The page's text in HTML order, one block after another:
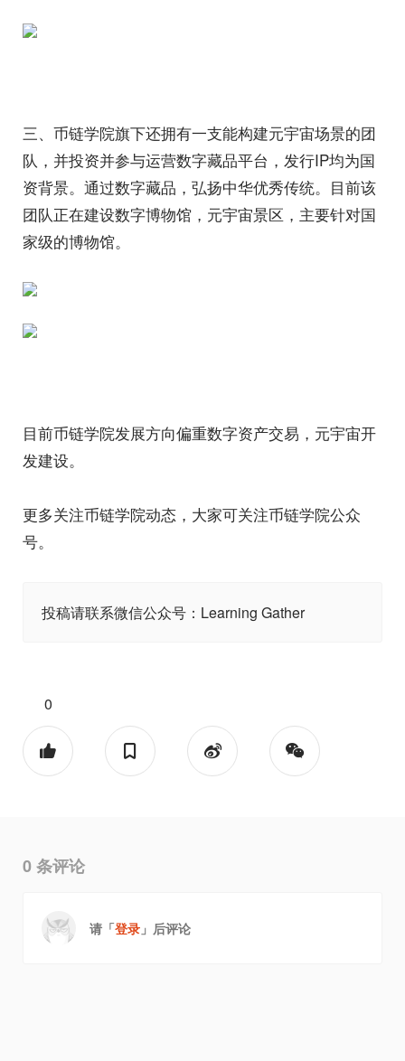
三、币链学院旗下还拥有一支能构建元宇宙场景的团
队，并投资并参与运营数字藏品平台，发行IP均为国
资背景。通过数字藏品，弘扬中华优秀传统。目前该
团队正在建设数字博物馆，元宇宙景区，主要针对国
家级的博物馆。
目前币链学院发展方向偏重数字资产交易，元宇宙开
发建设。
更多关注币链学院动态，大家可关注币链学院公众
号。
投稿请联系微信公众号：Learning Gather
0
0条评论
请「登录 」后评论